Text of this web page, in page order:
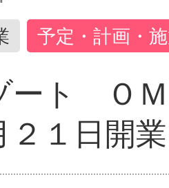
予定・計画・
ート Ｏ
１日開業